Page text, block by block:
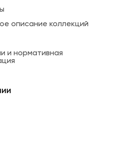
описание коллекций
и нормативная